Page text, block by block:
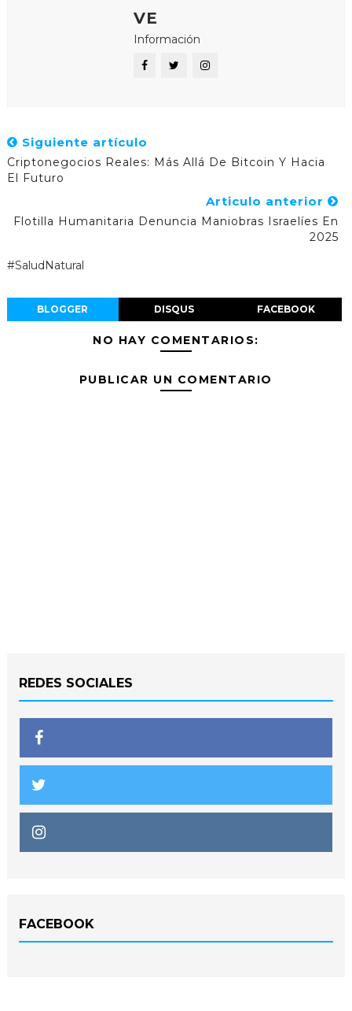
VE
Información
Siguiente artículo
Criptonegocios Reales: Más Allá De Bitcoin Y Hacia
El Futuro
Articulo anterior
Flotilla Humanitaria Denuncia Maniobras Israelíes En
2025
#SaludNatural
BLOGGER DISQUS FACEBOOK
NO HAY COMENTARIOS:
PUBLICAR UN COMENTARIO
REDES SOCIALES
FACEBOOK